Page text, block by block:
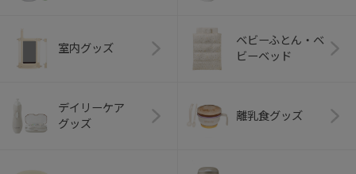
室内グッズ
ベビーふとん・ベ
ビーベッド
デイリーケア
グッズ
離乳食グッズ